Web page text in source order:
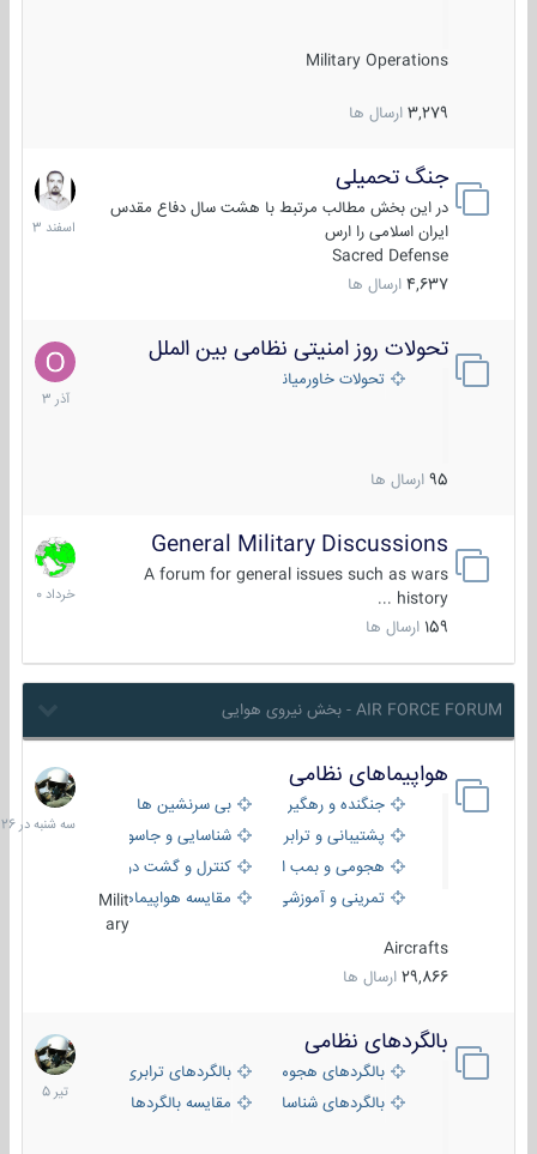
Military Operations
3,279 ارسال ها
جنگ تحمیلی
در این بخش مطالب مرتبط با هشت سال دفاع مقدس
ایران اسلامی را ارس
Sacred Defense
4,637 ارسال ها
20
اسفند
1403
تحولات روز امنیتی نظامی بین الملل
تحولات خاورمیانه
95 ارسال ها
21
آذر
1403
General Military Discussions
A forum for general issues such as wars
history ...
159 ارسال ها
10
خرداد
1400
AIR FORCE FORUM - بخش نیروی هوایی
هواپیماهای نظامی
جنگنده و رهگیر
بی سرنشین ها
پشتیبانی و ترابری
شناسایی و جاسوسی
هجومی و بمب افکن
کنترل و گشت دریایی
تمرینی و آموزشی
مقایسه هواپیماهاMilit
ary
Aircrafts
29,866 ارسال ها
سه
شنبه
در
بالگردهای نظامی
بالگردهای هجومی
بالگردهای ترابری
بالگردهای شناسایی
مقایسه بالگردها
22
تیر
1405